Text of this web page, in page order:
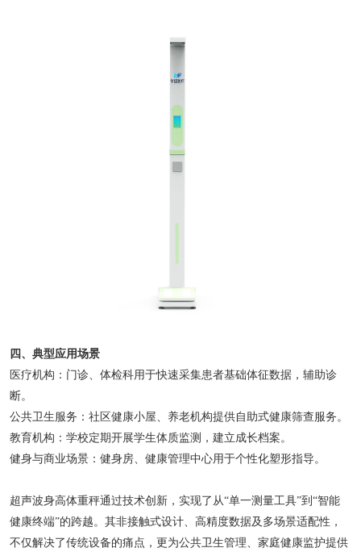
四、典型应用场景
医疗机构：门诊、体检科用于快速采集患者基础体征数据，辅助诊
断。
公共卫生服务：社区健康小屋、养老机构提供自助式健康筛查服务。
教育机构：学校定期开展学生体质监测，建立成长档案。
健身与商业场景：健身房、健康管理中心用于个性化塑形指导。
超声波身高体重秤通过技术创新，实现了从“单一测量工具”到“智能
健康终端”的跨越。其非接触式设计、高精度数据及多场景适配性，
不仅解决了传统设备的痛点，更为公共卫生管理、家庭健康监护提供